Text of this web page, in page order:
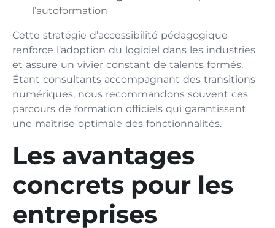
l’autoformation
Cette stratégie d’accessibilité pédagogique
renforce l’adoption du logiciel dans les industries
et assure un vivier constant de talents formés.
Étant consultants accompagnant des transitions
numériques, nous recommandons souvent ces
parcours de formation officiels qui garantissent
une maîtrise optimale des fonctionnalités.
Les avantages
concrets pour les
entreprises